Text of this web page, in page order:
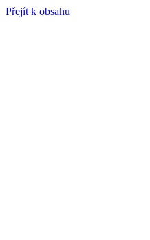
Přejít k obsahu